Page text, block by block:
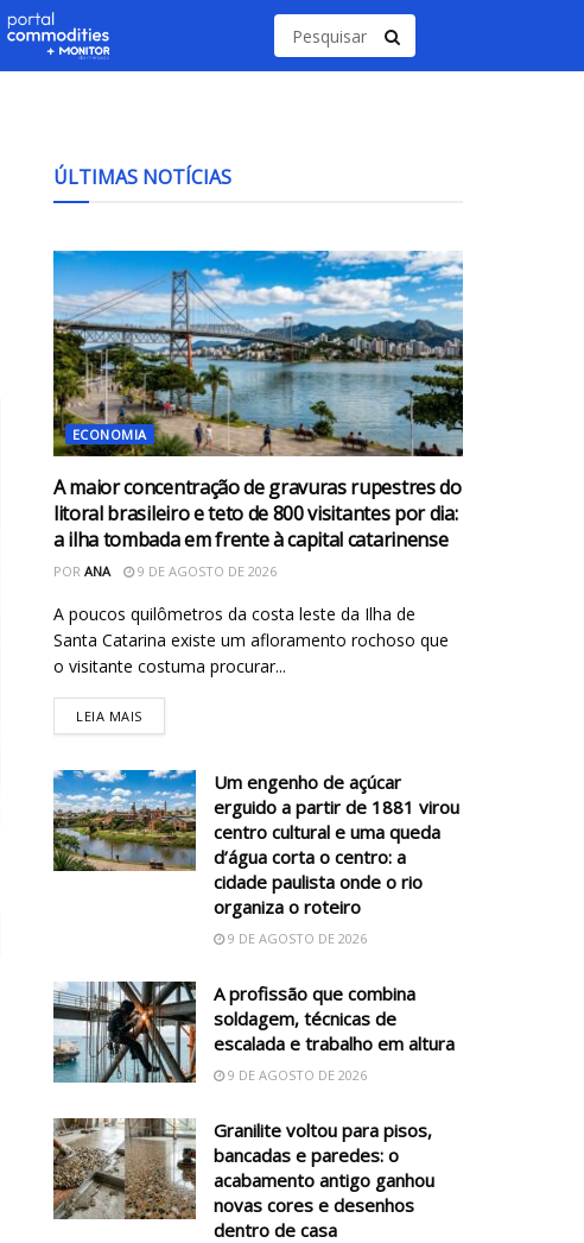
ÚLTIMAS NOTÍCIAS
ECONOMIA
A maior concentração de gravuras rupestres do
litoral brasileiro e teto de 800 visitantes por dia:
a ilha tombada em frente à capital catarinense
POR ANA 9 DE AGOSTO DE 2026
A poucos quilômetros da costa leste da Ilha de
Santa Catarina existe um afloramento rochoso que
o visitante costuma procurar...
LEIA MAIS
Um engenho de açúcar
erguido a partir de 1881 virou
centro cultural e uma queda
d’água corta o centro: a
cidade paulista onde o rio
organiza o roteiro
9 DE AGOSTO DE 2026
A profissão que combina
soldagem, técnicas de
escalada e trabalho em altura
9 DE AGOSTO DE 2026
Granilite voltou para pisos,
bancadas e paredes: o
acabamento antigo ganhou
novas cores e desenhos
dentro de casa